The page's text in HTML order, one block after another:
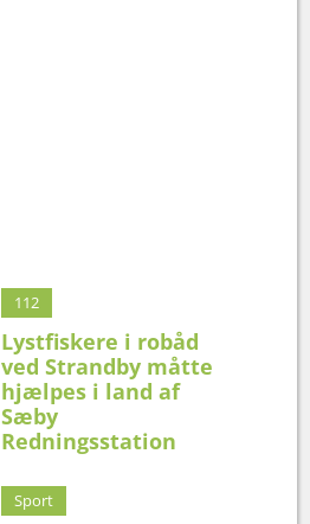
112
Lystfiskere i robåd
ved Strandby måtte
hjælpes i land af
Sæby
Redningsstation
Sport